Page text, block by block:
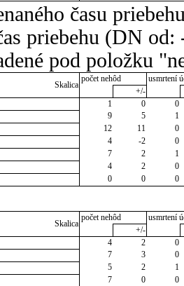
času
priebehu (DN
pod položku
Skalica
počet nehôd
usmrtení
+/-
1 0
0
9 5
1
12 11
0
4 -2
0
7 2
1
4 2
0
0 0 0
Skalica
počet nehôd
usmrtení
+/-
4 2
0
7 3
0
5 2
1
7 0
0